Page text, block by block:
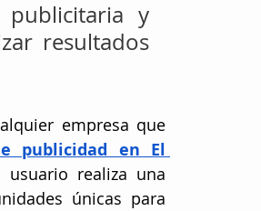
y
resultados
empresa que
publicidad en El
usuario realiza una
únicas para